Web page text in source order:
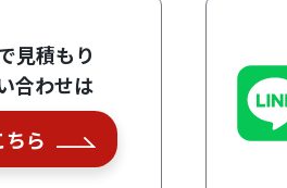
見積もり
合わせは
ちら